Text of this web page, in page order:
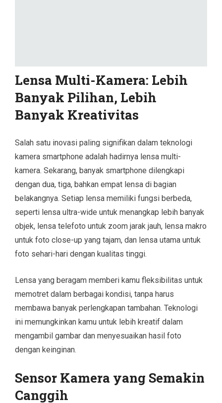
Lensa Multi-Kamera: Lebih
Banyak Pilihan, Lebih
Banyak Kreativitas
Salah satu inovasi paling signifikan dalam teknologi
kamera smartphone adalah hadirnya lensa multi-
kamera. Sekarang, banyak smartphone dilengkapi
dengan dua, tiga, bahkan empat lensa di bagian
belakangnya. Setiap lensa memiliki fungsi berbeda,
seperti lensa ultra-wide untuk menangkap lebih banyak
objek, lensa telefoto untuk zoom jarak jauh, lensa makro
untuk foto close-up yang tajam, dan lensa utama untuk
foto sehari-hari dengan kualitas tinggi.
Lensa yang beragam memberi kamu fleksibilitas untuk
memotret dalam berbagai kondisi, tanpa harus
membawa banyak perlengkapan tambahan. Teknologi
ini memungkinkan kamu untuk lebih kreatif dalam
mengambil gambar dan menyesuaikan hasil foto
dengan keinginan.
Sensor Kamera yang Semakin
Canggih